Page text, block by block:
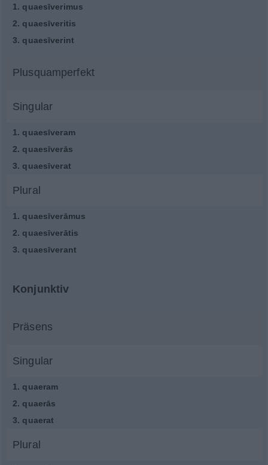
1. quaesīverimus
2. quaesīveritis
3. quaesīverint
Plusquamperfekt
Singular
1. quaesīveram
2. quaesīverās
3. quaesīverat
Plural
1. quaesīverāmus
2. quaesīverātis
3. quaesīverant
Konjunktiv
Präsens
Singular
1. quaeram
2. quaerās
3. quaerat
Plural